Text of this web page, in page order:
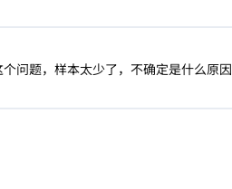
问题，样本太少了，不确定是什么原因